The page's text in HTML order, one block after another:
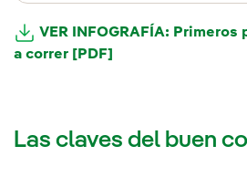
VER INFOGRAFÍA: Primeros
a correr [PDF]
Las claves del buen